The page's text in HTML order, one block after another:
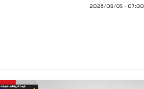
07:00 - 2026/08/05